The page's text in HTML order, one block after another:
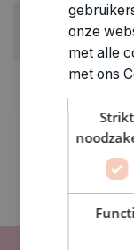
ARTIKELNUMMER
1720005
onze
met alle
met ons
Strikt